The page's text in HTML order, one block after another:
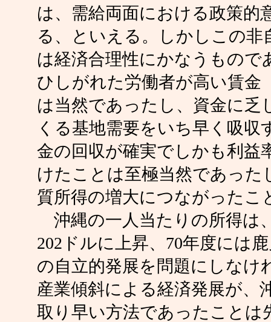
は、需給両面における政策的
る、といえる。しかしこの
は経済合理性にかなうもの
ひしがれた労働者が高い賃金
は当然であったし、資金に乏
くる基地需要をいち早く吸
金の回収が確実でしかも利益
けたことは至極当然であっ
質所得の増大につながったこ
沖縄の一人当たりの所得は
202ドルに上昇、70年度には
の自立的発展を問題にしなけ
産業傾斜による経済発展が、
取り早い方法であったことは